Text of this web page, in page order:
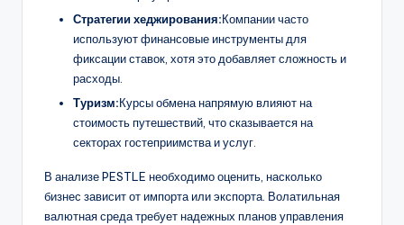
Стратегии хеджирования:Компании часто
используют финансовые инструменты для
фиксации ставок, хотя это добавляет сложность и
расходы.
Туризм:Курсы обмена напрямую влияют на
стоимость путешествий, что сказывается на
секторах гостеприимства и услуг.
В анализе PESTLE необходимо оценить, насколько
бизнес зависит от импорта или экспорта. Волатильная
валютная среда требует надежных планов управления